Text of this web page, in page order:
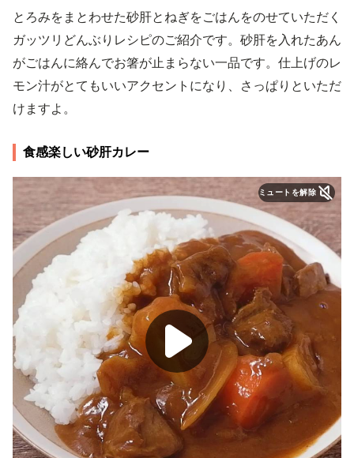
とろみをまとわせた砂肝とねぎをごはんをのせていただく
ガッツリどんぶりレシピのご紹介です。砂肝を入れたあん
がごはんに絡んでお箸が止まらない一品です。仕上げのレ
モン汁がとてもいいアクセントになり、さっぱりといただ
けますよ。
食感楽しい砂肝カレー
ミュートを解除